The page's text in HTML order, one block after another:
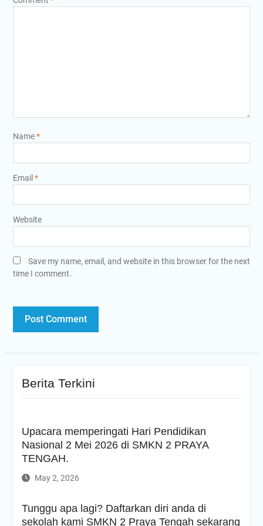
Name*
Email *
Website
Save my name, email, and website in this browser for the next
time I comment.
Berita Terkini
Upacara memperingati Hari Pendidikan
Nasional 2 Mei 2026 di SMKN 2 PRAYA
TENGAH.
May 2, 2026
Tunggu apa lagi? Daftarkan diri anda di
sekolah kami SMKN 2 Praya Tengah sekarang